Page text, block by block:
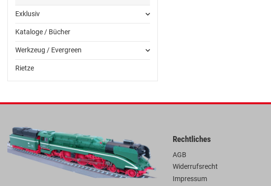
Exklusiv
Kataloge / Bücher
Werkzeug / Evergreen
Rietze
Rechtliches
AGB
Widerrufsrecht
Impressum